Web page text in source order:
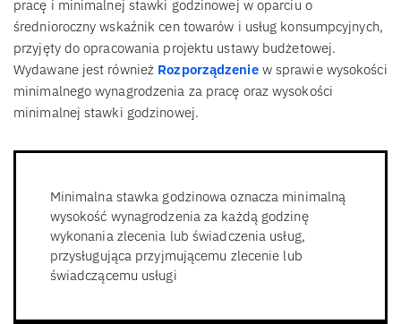
pracę i minimalnej stawki godzinowej w oparciu o
średnioroczny wskaźnik cen towarów i usług konsumpcyjnych,
przyjęty do opracowania projektu ustawy budżetowej.
Wydawane jest również Rozporządzeniew sprawie wysokości
minimalnego wynagrodzenia za pracę oraz wysokości
minimalnej stawki godzinowej.
Minimalna stawka godzinowa oznacza minimalną
wysokość wynagrodzenia za każdą godzinę
wykonania zlecenia lub świadczenia usług,
przysługująca przyjmującemu zlecenie lub
świadczącemu usługi